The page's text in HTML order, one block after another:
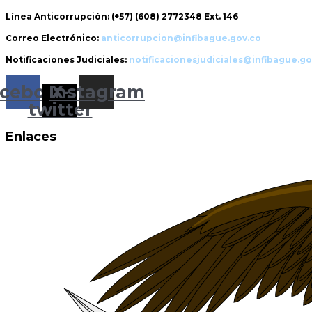
Línea Anticorrupción: (+57) (608) 2772348 Ext. 146
Correo Electrónico: anticorrupcion@infibague.gov.co
Notificaciones Judiciales:
X-
twitter
Instagram
Enlaces